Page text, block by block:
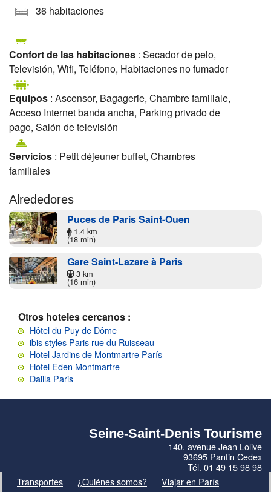
36 habitaciones
Confort de las habitaciones : Secador de pelo,
Televisión, Wifi, Teléfono, Habitaciones no fumador
Equipos : Ascensor, Bagagerie, Chambre familiale,
Acceso Internet banda ancha, Parking privado de
pago, Salón de televisión
Servicios : Petit déjeuner buffet, Chambres
familiales
Alrededores
Puces de Paris Saint-Ouen
1.4 km
(18 min)
Gare Saint-Lazare à Paris
3 km
(16 min)
Otros hoteles cercanos :
Hôtel du Puy de Dôme
ibis styles Paris rue du Ruisseau
Hotel Jardins de Montmartre París
Hotel Eden Montmartre
Dalila Paris
Seine-Saint-Denis Tourisme
140, avenue Jean Lolive
93695 Pantin Cedex
Tél. 01 49 15 98 98
Transportes
¿Quiénes somos? Viajar en París